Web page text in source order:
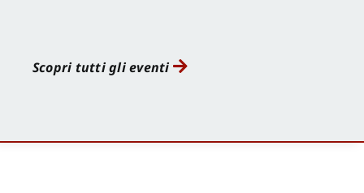
Scopri tutti gli eventi